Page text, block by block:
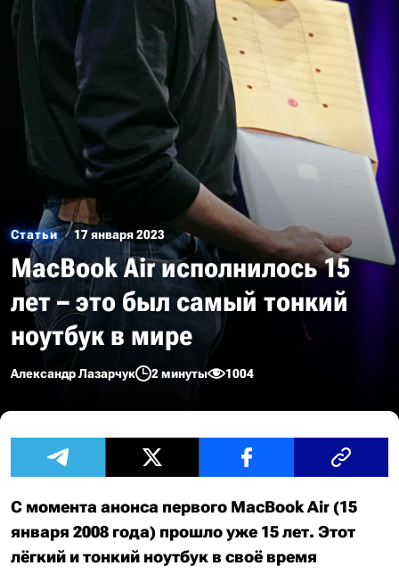
Статьи 17 января 2023
MacBook Air исполнилось 15
лет – это был самый тонкий
ноутбук в мире
Александр Лазарчук 2 минуты 1004
С момента анонса первого MacBook Air (15
января 2008 года) прошло уже 15 лет. Этот
лёгкий и тонкий ноутбук в своё время